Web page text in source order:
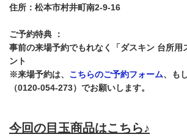
住所：松本市村井町南2-9-16
ご予約特典 ：
事前の来場予約でもれなく「ダスキン 台所用
ント
※来場予約は、 こちらのご予約フォーム、も
（0120-054-273）でお願いします。
今回の目玉商品はこちら♪